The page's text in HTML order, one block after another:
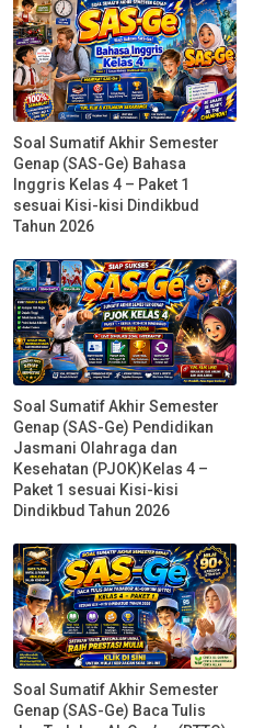
Soal Sumatif Akhir Semester
Genap (SAS-Ge) Bahasa
Inggris Kelas 4 – Paket 1
sesuai Kisi-kisi Dindikbud
Tahun 2026
Soal Sumatif Akhir Semester
Genap (SAS-Ge) Pendidikan
Jasmani Olahraga dan
Kesehatan (PJOK)Kelas 4 –
Paket 1 sesuai Kisi-kisi
Dindikbud Tahun 2026
Soal Sumatif Akhir Semester
Genap (SAS-Ge) Baca Tulis